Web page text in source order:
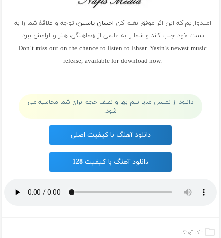
امیدواریم که این اثر موفق بغلم کن احسان یاسین، توجه و علاقهٔ شما را به
سمت خود جلب کند و شما را به عالمی از هماهنگی، هنر و آرامش ببرد.
Don’t miss out on the chance to listen to Ehsan Yasin’s newest music
release, available for download now.
دانلود از نفیس مدیا نیم بها و نصف حجم برای شما محاسبه می
شود.
دانلود آهنگ با کیفیت اصلی
دانلود آهنگ با کیفیت 128
تک آهنگ